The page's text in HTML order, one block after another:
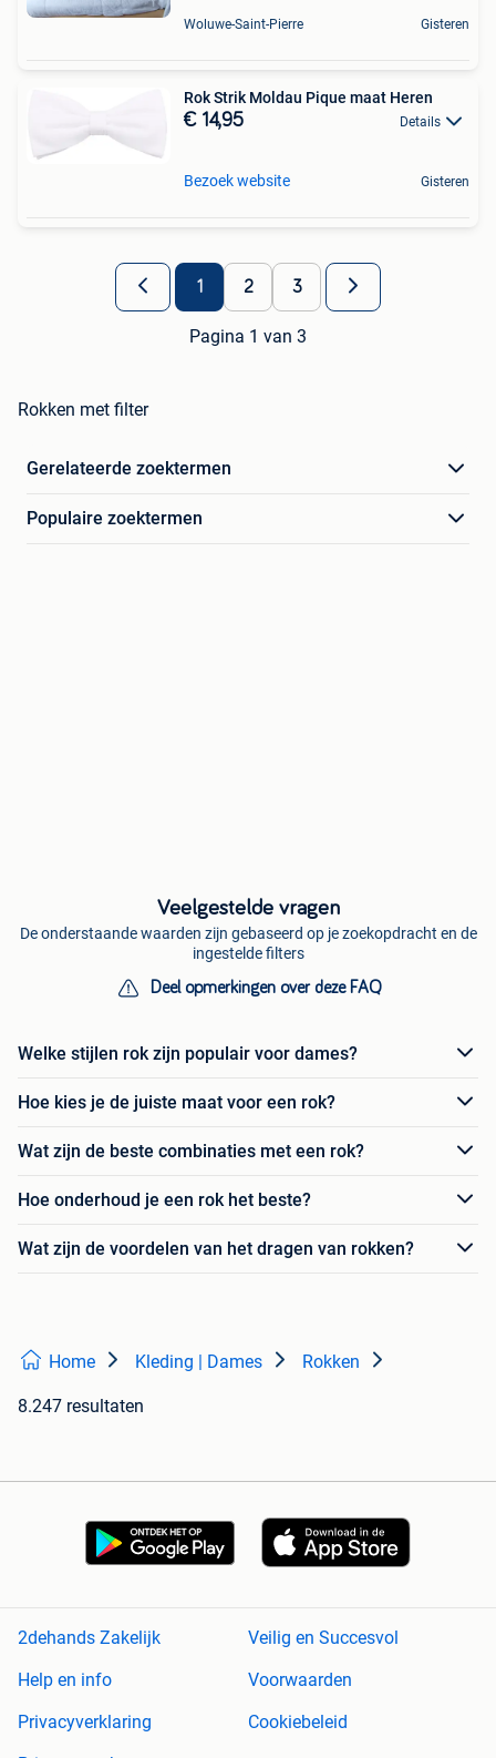
Woluwe-Saint-Pierre Gisteren
Rok Strik Moldau Pique maat Heren
€ 14,95 Details
Bezoek website Gisteren
1 2 3
Pagina 1 van 3
Rokken met filter
Gerelateerde zoektermen
Populaire zoektermen
Veelgestelde vragen
De onderstaande waarden zijn gebaseerd op je zoekopdracht en de
ingestelde filters
Deel opmerkingen over deze FAQ
Welke stijlen rok zijn populair voor dames?
Hoe kies je de juiste maat voor een rok?
Wat zijn de beste combinaties met een rok?
Hoe onderhoud je een rok het beste?
Wat zijn de voordelen van het dragen van rokken?
Home Kleding | Dames Rokken
8.247 resultaten
2dehands Zakelijk
Veilig en Succesvol
Help en info
Voorwaarden
Privacyverklaring
Cookiebeleid